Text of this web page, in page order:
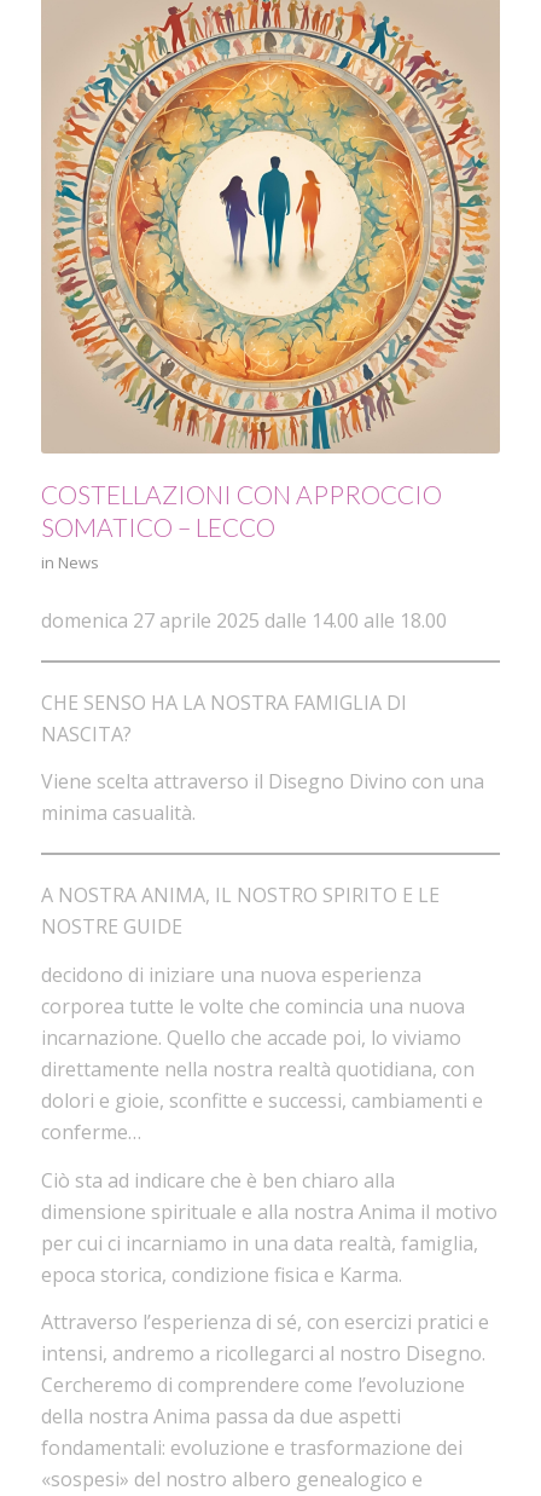
COSTELLAZIONI CON APPROCCIO
SOMATICO – LECCO
in News
domenica 27 aprile 2025 dalle 14.00 alle 18.00
CHE SENSO HA LA NOSTRA FAMIGLIA DI
NASCITA?
Viene scelta attraverso il Disegno Divino con una
minima casualità.
A NOSTRA ANIMA, IL NOSTRO SPIRITO E LE
NOSTRE GUIDE
decidono di iniziare una nuova esperienza
corporea tutte le volte che comincia una nuova
incarnazione. Quello che accade poi, lo viviamo
direttamente nella nostra realtà quotidiana, con
dolori e gioie, sconfitte e successi, cambiamenti e
conferme…
Ciò sta ad indicare che è ben chiaro alla
dimensione spirituale e alla nostra Anima il motivo
per cui ci incarniamo in una data realtà, famiglia,
epoca storica, condizione fisica e Karma.
Attraverso l’esperienza di sé, con esercizi pratici e
intensi, andremo a ricollegarci al nostro Disegno.
Cercheremo di comprendere come l’evoluzione
della nostra Anima passa da due aspetti
fondamentali: evoluzione e trasformazione dei
«sospesi» del nostro albero genealogico e